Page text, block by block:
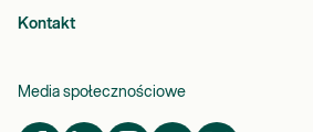
Kontakt
Media społecznościowe